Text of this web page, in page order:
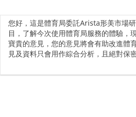
您好，這是體育局委託Arista形美市場
目，了解今次使用體育局服務的體驗，
寶貴的意見，您的意見將會有助改進體
見及資料只會用作綜合分析，且絕對保